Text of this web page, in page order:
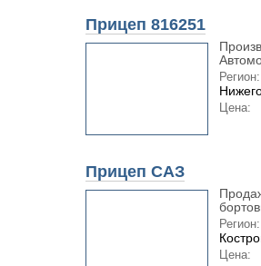
Прицеп 816251
Регион:
Цена:
Прицеп САЗ
Регион:
Цена: